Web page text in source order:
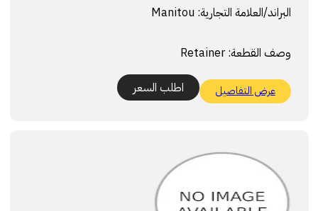
البراند/العلامة التجارية:
وصف القطعة:Retainer
عرض التفاصيل اطلب السعر